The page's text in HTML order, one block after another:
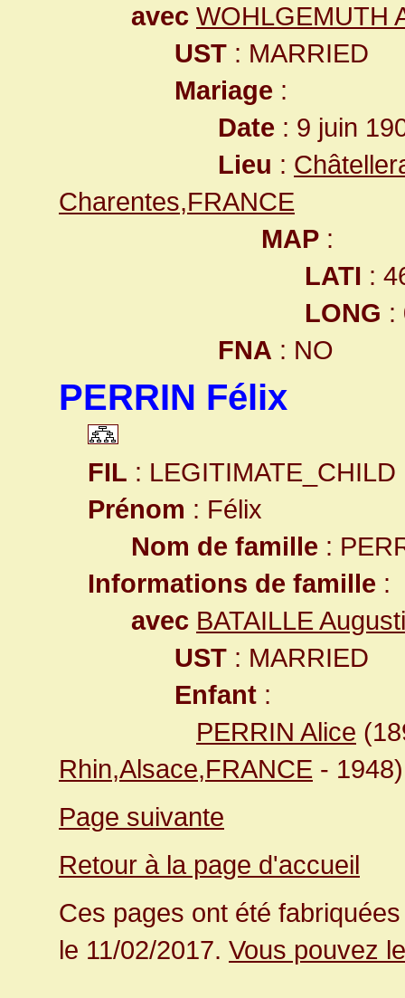
avec WOHLGEMUTH
UST : MARRIED
Mariage :
Date : 9 juin
Lieu :
Charentes,FRANCE
MAP :
LATI :
LONG :
FNA : NO
PERRIN Félix
FIL : LEGITIMATE_CHILD
Prénom : Félix
Nom de famille :
Informations de famille :
avec BATAILLE
UST : MARRIED
Enfant :
PERRIN Alice
Rhin,Alsace,FRANCE - 1948)
Page suivante
Retour à la page d'accueil
Ces pages ont été
le 11/02/2017. Vous pouvez